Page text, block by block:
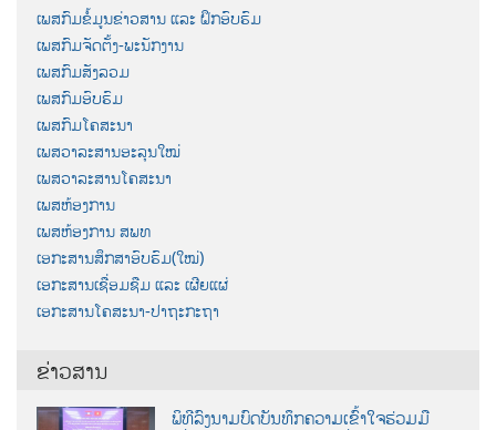
ເພສກົມຂໍ້ມູນຂ່າວສານ ແລະ ຝຶກອົບຮົມ
ເພສກົມຈັດຕັ້ງ-ພະນັກງານ
ເພສກົມສັງລວມ
ເພສກົມອົບຮົມ
ເພສກົມໂຄສະນາ
ເພສວາລະສານອະລຸນໃໝ່
ເພສວາລະສານໂຄສະນາ
ເພສຫ້ອງການ
ເພສຫ້ອງການ ສພທ
ເອກະສານສຶກສາອົບຮົມ(ໃໝ່)
ເອກະສານເຊື່ອມຊືມ ແລະ ເຜີຍແຜ່
ເອກະສານໂຄສະນາ-ປາຖະກະຖາ
ຂ່າວສານ
ພິທີລົງນາມບົດບັນທຶກຄວາມເຂົ້າໃຈຮ່ວມມື